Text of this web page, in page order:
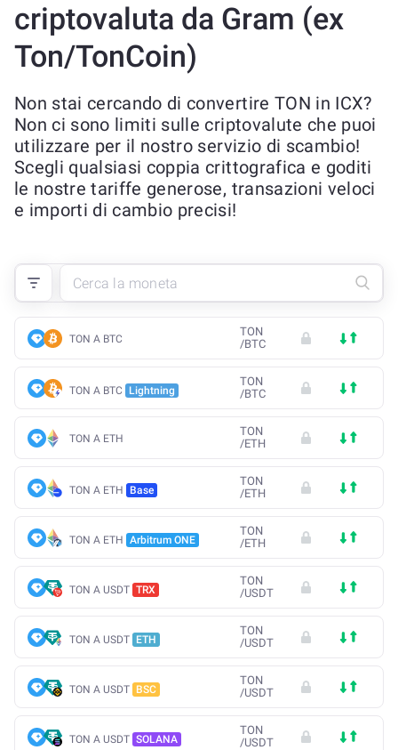
criptovaluta da Gram (ex
Ton/TonCoin)
Non stai cercando di convertire TON in ICX?
Non ci sono limiti sulle criptovalute che puoi
utilizzare per il nostro servizio di scambio!
Scegli qualsiasi coppia crittografica e goditi
le nostre tariffe generose, transazioni veloci
e importi di cambio precisi!
TON A BTC
TON
/BTC
TON A BTC Lightning
TON
/BTC
TON A ETH
TON
/ETH
TON A ETH Base
TON
/ETH
TON A ETH Arbitrum ONE
TON
/ETH
TON A USDT TRX
TON
/USDT
TON A USDT ETH
TON
/USDT
TON A USDT BSC
TON
/USDT
TON A USDT SOLANA
TON
/USDT